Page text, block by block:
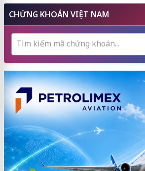
CHỨNG KHOÁN VIỆT NAM
Tìm kiếm mã chứng khoán...